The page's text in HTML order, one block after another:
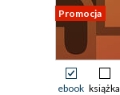
Promocja
ebook książka